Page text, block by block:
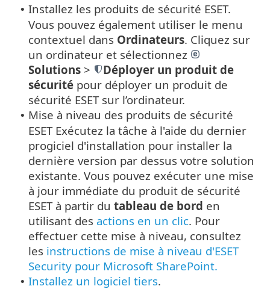
• Installez les produits de sécurité ESET.
Vous pouvez également utiliser le menu
contextuel dans Ordinateurs. Cliquez sur
un ordinateur et sélectionnez
Solutions >
Déployer un produit de
sécurité pour déployer un produit de
sécurité ESET sur l’ordinateur.
• Mise à niveau des produits de sécurité
ESET Exécutez la tâche à l'aide du dernier
progiciel d'installation pour installer la
dernière version par dessus votre solution
existante. Vous pouvez exécuter une mise
à jour immédiate du produit de sécurité
ESET à partir du tableau de bord en
utilisant des actions en un clic. Pour
effectuer cette mise à niveau, consultez
les instructions de mise à niveau d'ESET
Security pour Microsoft SharePoint.
• Installez un logiciel tiers.